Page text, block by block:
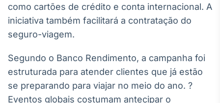
notícias e
conteúdos
Fundos
plataforma para
analisar fundos
no Brasil
como cartões de crédito e conta internacional. A
iniciativa também facilitará a contratação do
seguro-viagem.
Segundo o Banco Rendimento, a campanha foi
estruturada para atender clientes que já estão
se preparando para viajar no meio do ano. ?
Eventos globais costumam antecipar o